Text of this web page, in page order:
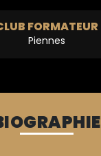
FORMATEUR
Piennes